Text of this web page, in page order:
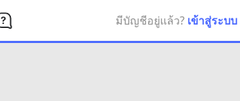
มีบัญชีอยู่แล้ว? เข้าสู่ระบบ